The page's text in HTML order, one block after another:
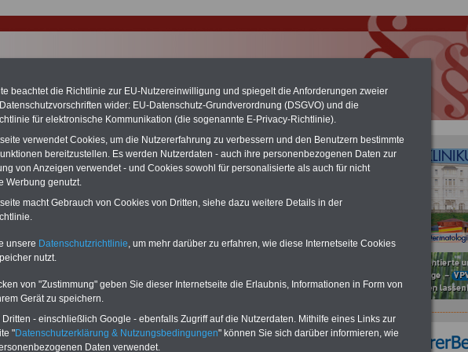
Zehn OnlineBücher & eBooks für den Öffentlichen Dienst oder
Komplettpreis von 15 Euro im Jahr -
Wissenswertes zum Beamtenrecht
, Besoldung, Versorgung,
sowieNebentätigkeitsrecht , Tarifrecht, Berufseinstieg und Frauen im
Dienst>>>mehr Informationen
Nachzahlung für alle Beamtinnen und Beamten des Bundes wegen
Alimentation
beachtet die Richtlinie zur EU-Nutzereinwilligung und spiegelt die Anforderungen zweier
wider: EU-Datenschutz-Grundverordnung (DSGVO) und die
für elektronische Kommunikation (die sogenannte E-Privacy-Richtlinie).
verwendet Cookies, um die Nutzererfahrung zu verbessern und den Benutzern bestimmte
bereitzustellen. Es werden Nutzerdaten - auch ihre personenbezogenen Daten zur
von Anzeigen verwendet - und Cookies sowohl für personalisierte als auch für nicht
Werbung genutzt.
macht Gebrauch von Cookies von Dritten, siehe dazu weitere Details in der
unsere Datenschutzrichtlinie, um mehr darüber zu erfahren, wie diese Internetseite Cookies
nutzt.
von "Zustimmung" geben Sie dieser Internetseite die Erlaubnis, Informationen in Form von
Gerät zu speichern.
- einschließlich Google - ebenfalls Zugriff auf die Nutzerdaten. Mithilfe eines Links zur
"Datenschutzerklärung & Nutzungsbedingungen" können Sie sich darüber informieren, wie
Daten verwendet.